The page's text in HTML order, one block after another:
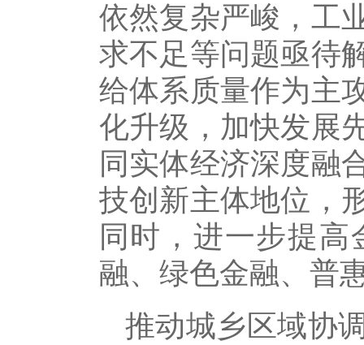
依然复杂严峻，工
求不足等问题亟待
给体系质量作为主
化升级，加快发展
同实体经济深度融
技创新主体地位，
同时，进一步提
融、绿色金融、普
推动城乡区域协